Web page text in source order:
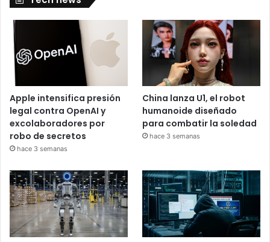
Apple intensifica presión
legal contra OpenAI y
excolaboradores por
robo de secretos
hace 3 semanas
China lanza U1, el robot
humanoide diseñado
para combatir la soledad
hace 3 semanas